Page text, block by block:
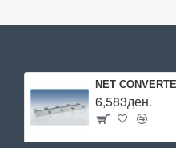
6,583ден.